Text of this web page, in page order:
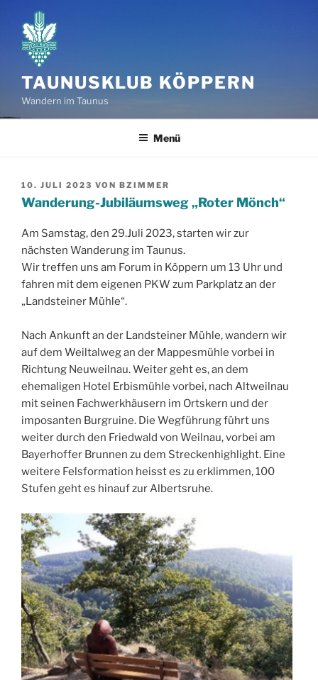
Inhalt
springen
TAUNUSKLUB KÖPPERN
Wandern im Taunus
Menü
VERÖFFENTLICHT
AM
10. JULI 2023 VON BZIMMER
Wanderung-Jubiläumsweg „Roter Mönch“
Am Samstag, den 29.Juli 2023, starten wir zur
nächsten Wanderung im Taunus.
Wir treffen uns am Forum in Köppern um 13 Uhr und
fahren mit dem eigenen PKW zum Parkplatz an der
„Landsteiner Mühle“.
Nach Ankunft an der Landsteiner Mühle, wandern wir
auf dem Weiltalweg an der Mappesmühle vorbei in
Richtung Neuweilnau. Weiter geht es, an dem
ehemaligen Hotel Erbismühle vorbei, nach Altweilnau
mit seinen Fachwerkhäusern im Ortskern und der
imposanten Burgruine. Die Wegführung führt uns
weiter durch den Friedwald von Weilnau, vorbei am
Bayerhoffer Brunnen zu dem Streckenhighlight. Eine
weitere Felsformation heisst es zu erklimmen, 100
Stufen geht es hinauf zur Albertsruhe.